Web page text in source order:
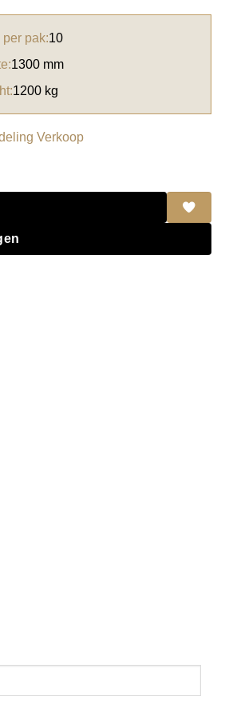
pak:10
1300 mm
1200 kg
Verkoop